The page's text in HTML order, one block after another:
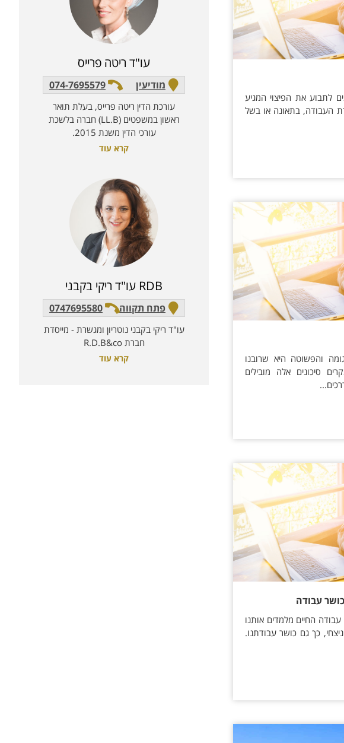
לתבוע את הפיצוי המגיע
העבודה, בתאונה או בשל
והפשוטה היא שרובנו
סיכונים אלה מובילים
עבודה
החיים מלמדים אותנו
ניצחי, כך גם כושר עבודתנו.
עו"ד ריטה פרייס
מודיעין 074-7695579
עורכת הדין ריטה פרייס, בעלת תואר
ראשון במשפטים (LL.B) חברה בלשכת
עורכי הדין משנת 2015.
קרא עוד
RDB עו"ד ריקי בקבני
פתח תקווה 0747695580
עו"ד ריקי בקבני נוטריון ומגשרת - מייסדת
חברת R.D.B&co
קרא עוד